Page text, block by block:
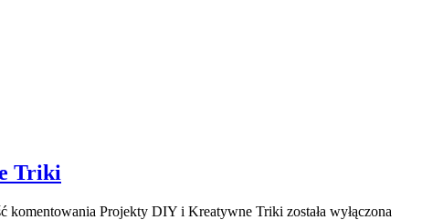
Triki
komentowania Projekty DIY i Kreatywne Triki została wyłączona